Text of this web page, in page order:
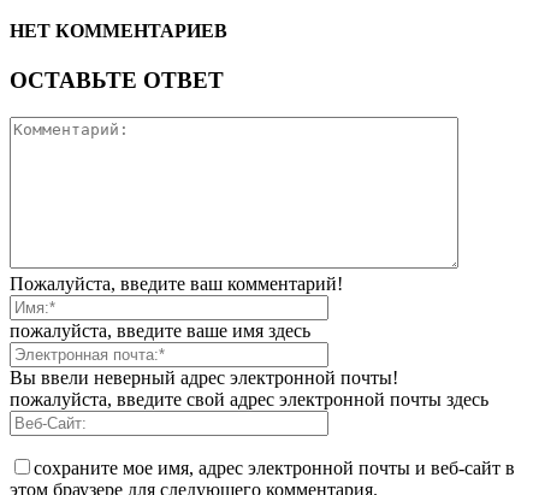
НЕТ КОММЕНТАРИЕВ
ОСТАВЬТЕ ОТВЕТ
Пожалуйста, введите ваш комментарий!
пожалуйста, введите ваше имя здесь
Вы ввели неверный адрес электронной почты!
пожалуйста, введите свой адрес электронной почты здесь
сохраните мое имя, адрес электронной почты и веб-сайт в
этом браузере для следующего комментария.